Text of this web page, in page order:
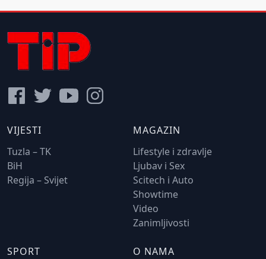
VIJESTI
Tuzla – TK
BiH
Regija – Svijet
MAGAZIN
Lifestyle i zdravlje
Ljubav i Sex
Scitech i Auto
Showtime
Video
Zanimljivosti
SPORT
O NAMA